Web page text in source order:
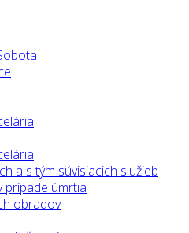
a s tým súvisiacich služieb
prípade úmrtia
obradov